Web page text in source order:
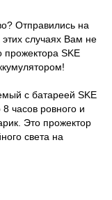
Отправились на
случаях Вам не
прожектора SKE
с батареей SKE
часов ровного и
Это прожектор
света на